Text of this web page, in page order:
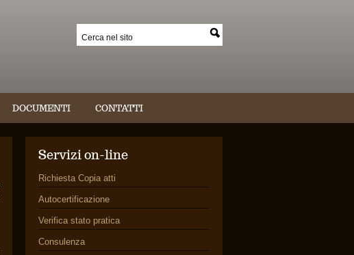
DOCUMENTI CONTATTI
Servizi on-line
Richiesta Copia atti
Autocertificazione
Verifica stato pratica
Consulenza